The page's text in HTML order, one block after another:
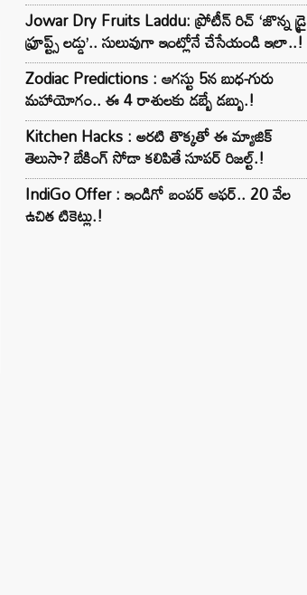
Jowar Dry Fruits Laddu: ప్రోటీన్ రిచ్ ‘జొన్న డ్రై
ఫ్రూప్ట్స్ లడ్డు’.. సులువుగా ఇంట్లోనే చేసేయండి ఇలా..!
Zodiac Predictions : ఆగస్టు 5న బుధ-గురు
మహాయోగం.. ఈ 4 రాశులకు డబ్బే డబ్బు.!
Kitchen Hacks : అరటి తొక్కతో ఈ మ్యాజిక్
తెలుసా? బేకింగ్ సోడా కలిపితే సూపర్ రిజల్ట్.!
IndiGo Offer : ఇండిగో బంపర్ ఆఫర్.. 20 వేల
ఉచిత టికెట్లు.!